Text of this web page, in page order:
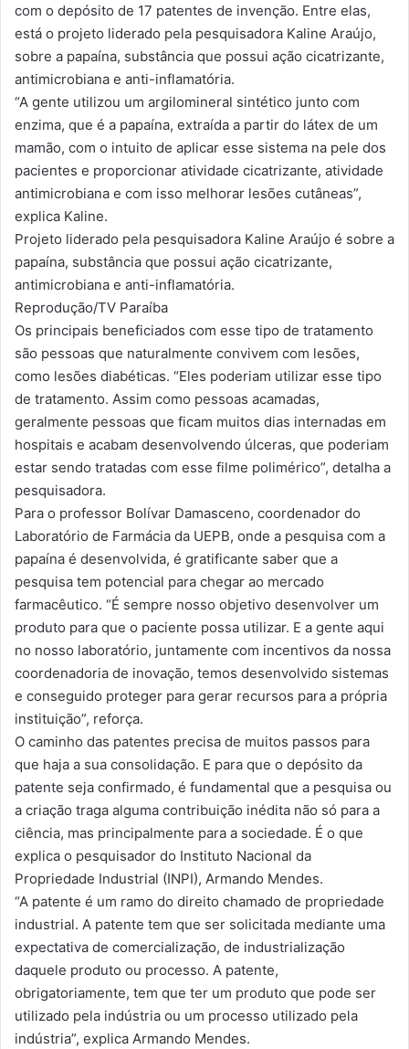
com o depósito de 17 patentes de invenção. Entre elas,
está o projeto liderado pela pesquisadora Kaline Araújo,
sobre a papaína, substância que possui ação cicatrizante,
antimicrobiana e anti-inflamatória.
“A gente utilizou um argilomineral sintético junto com
enzima, que é a papaína, extraída a partir do látex de um
mamão, com o intuito de aplicar esse sistema na pele dos
pacientes e proporcionar atividade cicatrizante, atividade
antimicrobiana e com isso melhorar lesões cutâneas”,
explica Kaline.
Projeto liderado pela pesquisadora Kaline Araújo é sobre a
papaína, substância que possui ação cicatrizante,
antimicrobiana e anti-inflamatória.
Reprodução/TV Paraíba
Os principais beneficiados com esse tipo de tratamento
são pessoas que naturalmente convivem com lesões,
como lesões diabéticas. “Eles poderiam utilizar esse tipo
de tratamento. Assim como pessoas acamadas,
geralmente pessoas que ficam muitos dias internadas em
hospitais e acabam desenvolvendo úlceras, que poderiam
estar sendo tratadas com esse filme polimérico”, detalha a
pesquisadora.
Para o professor Bolívar Damasceno, coordenador do
Laboratório de Farmácia da UEPB, onde a pesquisa com a
papaína é desenvolvida, é gratificante saber que a
pesquisa tem potencial para chegar ao mercado
farmacêutico. “É sempre nosso objetivo desenvolver um
produto para que o paciente possa utilizar. E a gente aqui
no nosso laboratório, juntamente com incentivos da nossa
coordenadoria de inovação, temos desenvolvido sistemas
e conseguido proteger para gerar recursos para a própria
instituição”, reforça.
O caminho das patentes precisa de muitos passos para
que haja a sua consolidação. E para que o depósito da
patente seja confirmado, é fundamental que a pesquisa ou
a criação traga alguma contribuição inédita não só para a
ciência, mas principalmente para a sociedade. É o que
explica o pesquisador do Instituto Nacional da
Propriedade Industrial (INPI), Armando Mendes.
“A patente é um ramo do direito chamado de propriedade
industrial. A patente tem que ser solicitada mediante uma
expectativa de comercialização, de industrialização
daquele produto ou processo. A patente,
obrigatoriamente, tem que ter um produto que pode ser
utilizado pela indústria ou um processo utilizado pela
indústria”, explica Armando Mendes.